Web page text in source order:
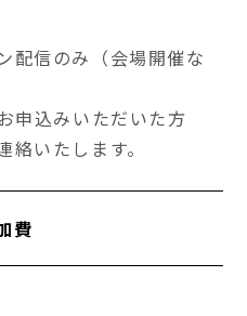
配信のみ（会場開催な
申込みいただいた方
いたします。
費